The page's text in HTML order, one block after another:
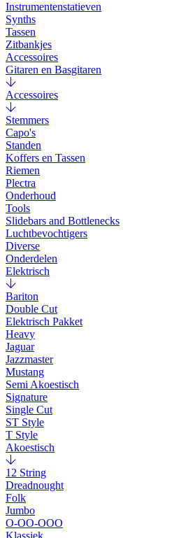
Instrumentenstatieven
Synths
Tassen
Zitbankjes
Accessoires
Gitaren en Basgitaren
Accessoires
Stemmers
Capo's
Standen
Koffers en Tassen
Riemen
Plectra
Onderhoud
Tools
Slidebars and Bottlenecks
Luchtbevochtigers
Diverse
Onderdelen
Elektrisch
Bariton
Double Cut
Elektrisch Pakket
Heavy
Jaguar
Jazzmaster
Mustang
Semi Akoestisch
Signature
Single Cut
ST Style
T Style
Akoestisch
12 String
Dreadnought
Folk
Jumbo
O-OO-OOO